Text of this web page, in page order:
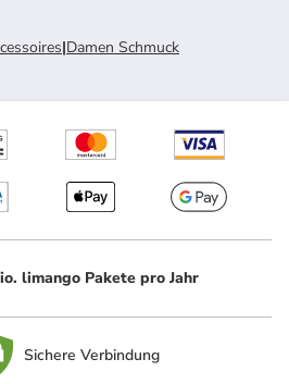
|Damen Schmuck
limango Pakete pro Jahr
Sichere Verbindung